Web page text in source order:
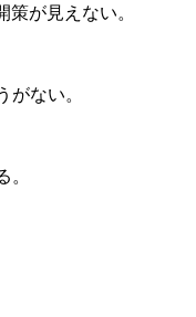
が見えない。
ない。